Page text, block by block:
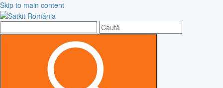
Skip to main content